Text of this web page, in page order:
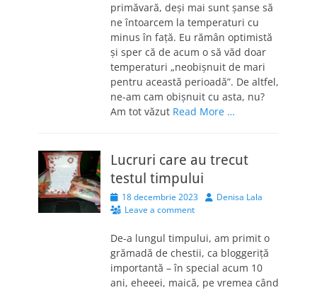
primăvară, deși mai sunt șanse să
ne întoarcem la temperaturi cu
minus în față. Eu rămân optimistă
și sper că de acum o să văd doar
temperaturi „neobișnuit de mari
pentru această perioadă”. De altfel,
ne-am cam obișnuit cu asta, nu?
Am tot văzut Read More …
Lucruri care au trecut
testul timpului
Posted
on
18 decembrie 2023 AuthorDenisa Lala
Leave a comment
De-a lungul timpului, am primit o
grămadă de chestii, ca bloggeriță
importantă – în special acum 10
ani, eheeei, maică, pe vremea când